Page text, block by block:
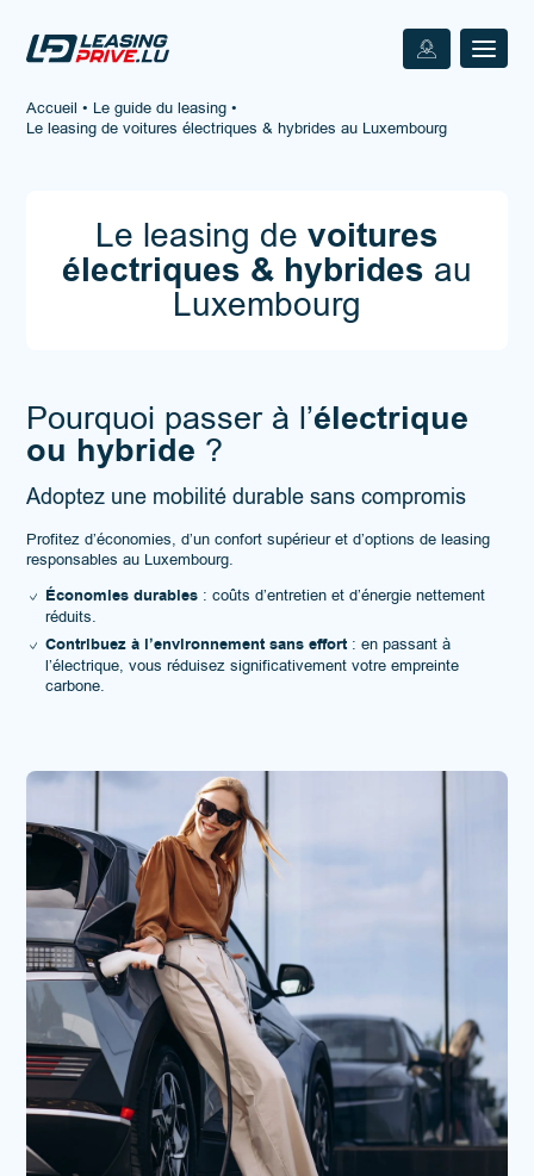
Accueil • Le guide du leasing •
Le leasing de voitures électriques & hybrides au Luxembourg
Le leasing de voitures
électriques & hybrides au
Luxembourg
Pourquoi passer à l’électrique
ou hybride ?
Adoptez une mobilité durable sans compromis
Profitez d’économies, d’un confort supérieur et d’options de leasing
responsables au Luxembourg.
Économies durables : coûts d’entretien et d’énergie nettement
réduits.
Contribuez à l’environnement sans effort : en passant à
l’électrique, vous réduisez significativement votre empreinte
carbone.